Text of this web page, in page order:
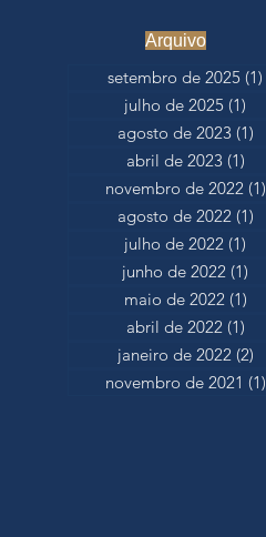
Arquivo
setembro de 2025 (1)
julho de 2025 (1)
agosto de 2023 (1)
abril de 2023 (1)
novembro de 2022 (1)
agosto de 2022 (1)
julho de 2022 (1)
junho de 2022 (1)
maio de 2022 (1)
abril de 2022 (1)
janeiro de 2022 (2)
novembro de 2021 (1)